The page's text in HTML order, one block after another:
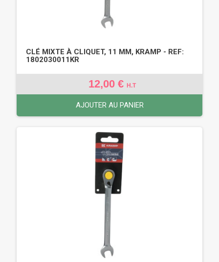
CLÉ MIXTE À CLIQUET, 11 MM, KRAMP - REF:
1802030011KR
12,00 € H.T
AJOUTER AU PANIER